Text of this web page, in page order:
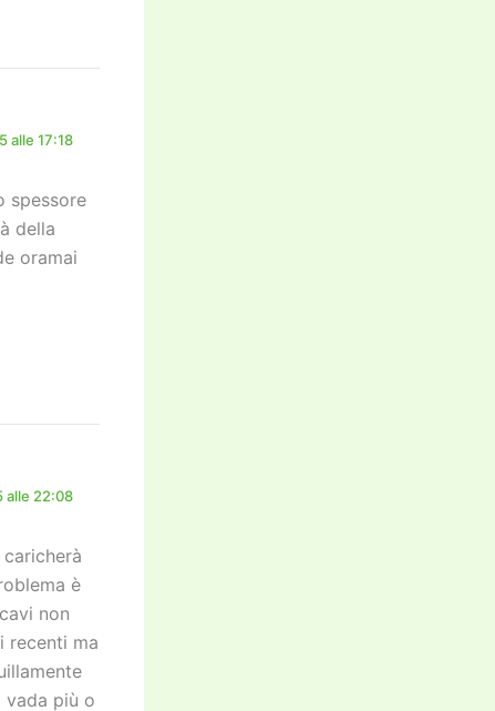
alle 17:18
spessore
della
oramai
alle 22:08
è
non
recenti ma
vada più o